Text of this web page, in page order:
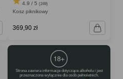
4.9 / 5 (249)
Kosz piknikowy
369,90 zł
Strona zawiera informacje dotyczące alkoholu i jest
przeznaczona wyłącznie dla osób pełnoletnich.